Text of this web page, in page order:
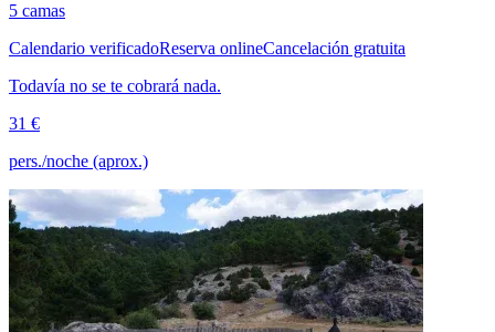
5 camas
Calendario verificadoReserva onlineCancelación gratuita
Todavía no se te cobrará nada.
31 €
pers./noche (aprox.)